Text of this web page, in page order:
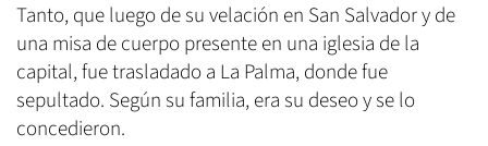
Tanto, que luego de su velación en San Salvador y de
una misa de cuerpo presente en una iglesia de la
capital, fue trasladado a La Palma, donde fue
sepultado. Según su familia, era su deseo y se lo
concedieron.